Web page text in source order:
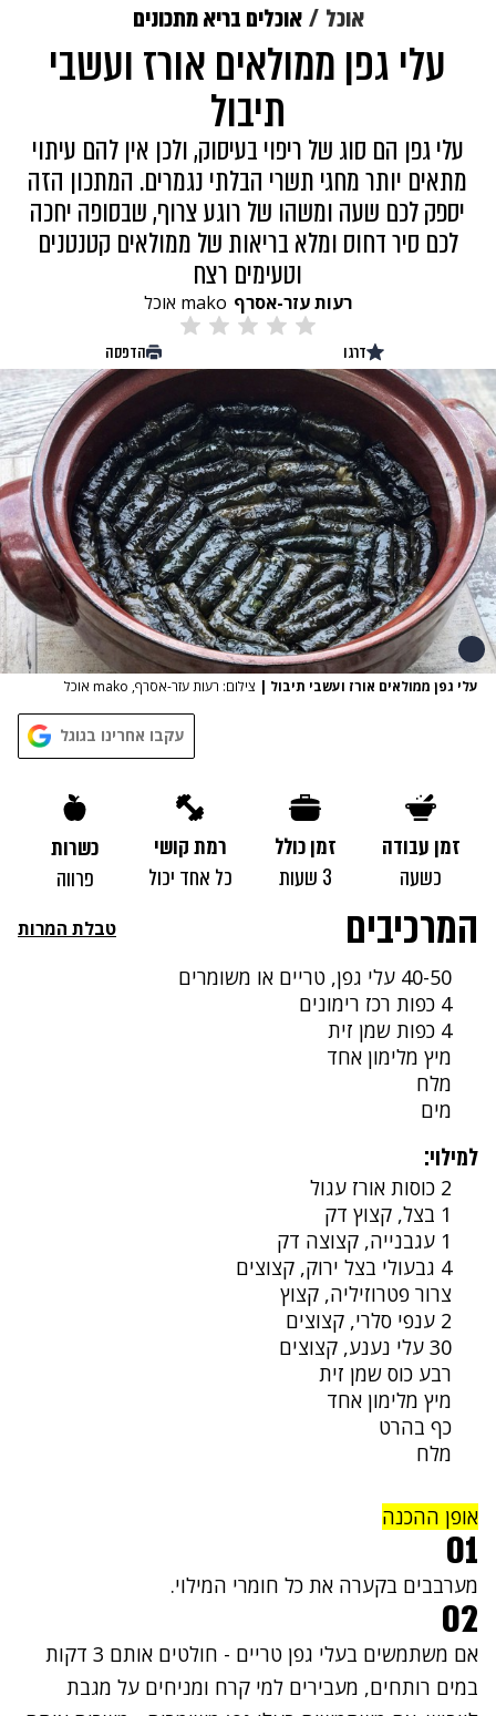
אוכל אוכלים בריא מתכונים
עלי גפן ממולאים אורז ועשבי
תיבול
עלי גפן הם סוג של ריפוי בעיסוק, ולכן אין להם עיתוי
מתאים יותר מחגי תשרי הבלתי נגמרים. המתכון הזה
יספק לכם שעה ומשהו של רוגע צרוף, שבסופה יחכה
לכם סיר דחוס ומלא בריאות של ממולאים קטנטנים
וטעימים רצח
רעות עזר-אסרף mako אוכל
דרגו הדפסה
עלי גפן ממולאים אורז ועשבי תיבול | צילום: רעות עזר-אסרף, mako אוכל
עקבו אחרינו בגוגל
זמן עבודה
כשעה
זמן כולל
3 שעות
רמת קושי
כל אחד יכול
כשרות
פרווה
המרכיבים טבלת המרות
40-50 עלי גפן, טריים או משומרים
4 כפות רכז רימונים
4 כפות שמן זית
מיץ מלימון אחד
מלח
מים
למילוי:
2 כוסות אורז עגול
1 בצל, קצוץ דק
1 עגבנייה, קצוצה דק
4 גבעולי בצל ירוק, קצוצים
צרור פטרוזיליה, קצוץ
2 ענפי סלרי, קצוצים
30 עלי נענע, קצוצים
רבע כוס שמן זית
מיץ מלימון אחד
כף בהרט
מלח
אופן ההכנה
01
מערבבים בקערה את כל חומרי המילוי.
02
אם משתמשים בעלי גפן טריים - חולטים אותם 3 דקות
במים רותחים, מעבירים למי קרח ומניחים על מגבת